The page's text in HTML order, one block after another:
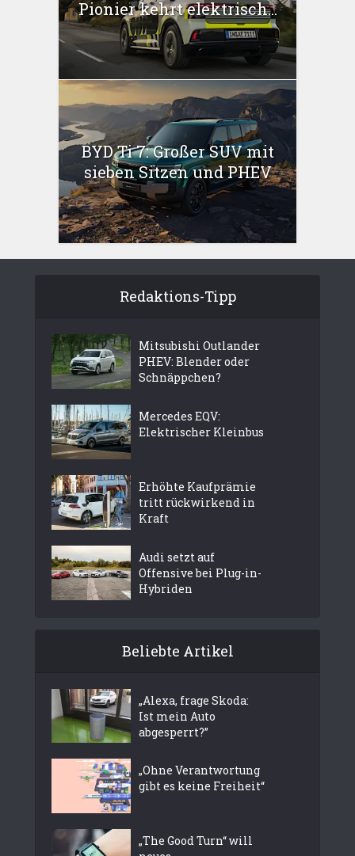
Pionier kehrt elektrisch...
BYD Ti 7: Großer SUV mit
sieben Sitzen und PHEV
Redaktions-Tipp
Mitsubishi Outlander
PHEV: Blender oder
Schnäppchen?
Mercedes EQV:
Elektrischer Kleinbus
Erhöhte Kaufprämie
tritt rückwirkend in
Kraft
Audi setzt auf
Offensive bei Plug-in-
Hybriden
Beliebte Artikel
„Alexa, frage Skoda:
Ist mein Auto
abgesperrt?”
„Ohne Verantwortung
gibt es keine Freiheit“
„The Good Turn“ will